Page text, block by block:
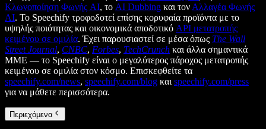
Κλωνοποίηση Φωνής AI, το AI Dubbing και τον Αλλαγέα Φωνής
AI. Το Speechify τροφοδοτεί επίσης κορυφαία προϊόντα με το
υψηλής ποιότητας και οικονομικά αποδοτικό API μετατροπής
κειμένου σε ομιλία. Έχει παρουσιαστεί σε μέσα όπως The Wall
Street Journal, CNBC, Forbes, TechCrunch και άλλα σημαντικά
ΜΜΕ — το Speechify είναι ο μεγαλύτερος πάροχος μετατροπής
κειμένου σε ομιλία στον κόσμο. Επισκεφθείτε τα
speechify.com/news, speechify.com/blog και speechify.com/press
για να μάθετε περισσότερα.
Περιεχόμενα